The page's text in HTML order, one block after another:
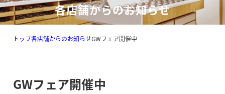
各店舗からのお知らせ
トップ各店舗からのお知らせGWフェア開催中
GWフェア開催中